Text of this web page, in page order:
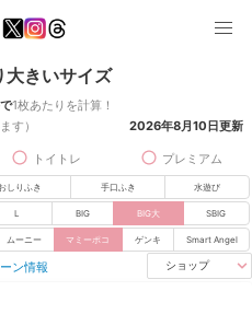
大きいサイズ
1枚あたりを計算！
す）
2026年8月10日更新
トイトレ プレミアム
しりふき 手口ふき 水遊び
L BIG BIG大 SBIG
ムーニー マミーポコ ゲンキ Smart Angel
ン情報 ショップ